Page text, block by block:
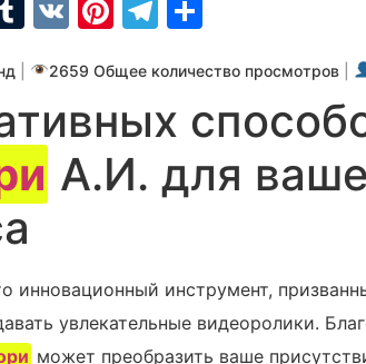
Tumblr
VK Pinterest
Telegram
2659 Общее количество просмотров
А.И. для
инновационный инструмент,
увлекательные видеоролики.
может преобразить ваше